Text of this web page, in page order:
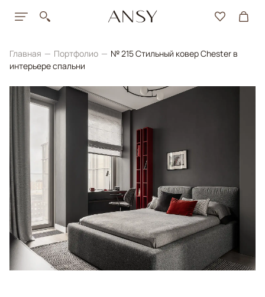
Главная Портфолио
№ 215 Стильный ковер Chester в
интерьере спальни